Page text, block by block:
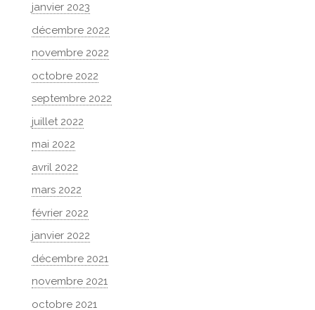
janvier 2023
décembre 2022
novembre 2022
octobre 2022
septembre 2022
juillet 2022
mai 2022
avril 2022
mars 2022
février 2022
janvier 2022
décembre 2021
novembre 2021
octobre 2021